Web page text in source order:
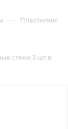
— Пластилин
стеки 3 шт в